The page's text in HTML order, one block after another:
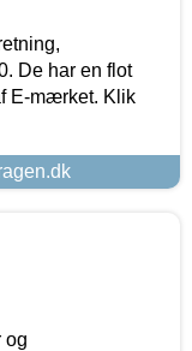
De har en flot
E-mærket. Klik
og